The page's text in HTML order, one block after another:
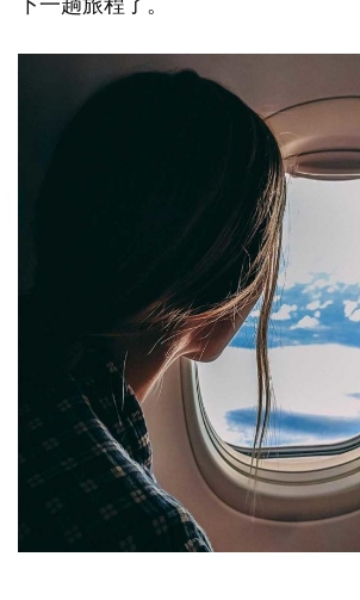
下一趟旅程了。